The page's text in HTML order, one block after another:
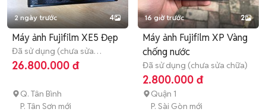
2 ngày trước 4
Máy ảnh Fujifilm XE5 Đẹp
Đã sử dụng (chưa sửa
chữa) 3 tháng
26.800.000 đ
Q. Tân Bình
P. Tân Sơn mới
16 giờ trước 2
Máy ảnh Fujifilm XP Vàng
chống nước
Đã sử dụng (chưa sửa chữa)
2.800.000 đ
Quận 1
P. Sài Gòn mới